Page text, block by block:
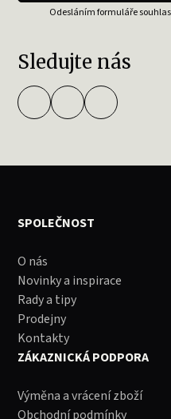
Odesláním formuláře
Sledujte nás
SPOLEČNOST
O nás
Novinky a inspirace
Rady a tipy
Prodejny
Kontakty
ZÁKAZNICKÁ PODPORA
Výměna a vrácení zboží
Obchodní podmínky